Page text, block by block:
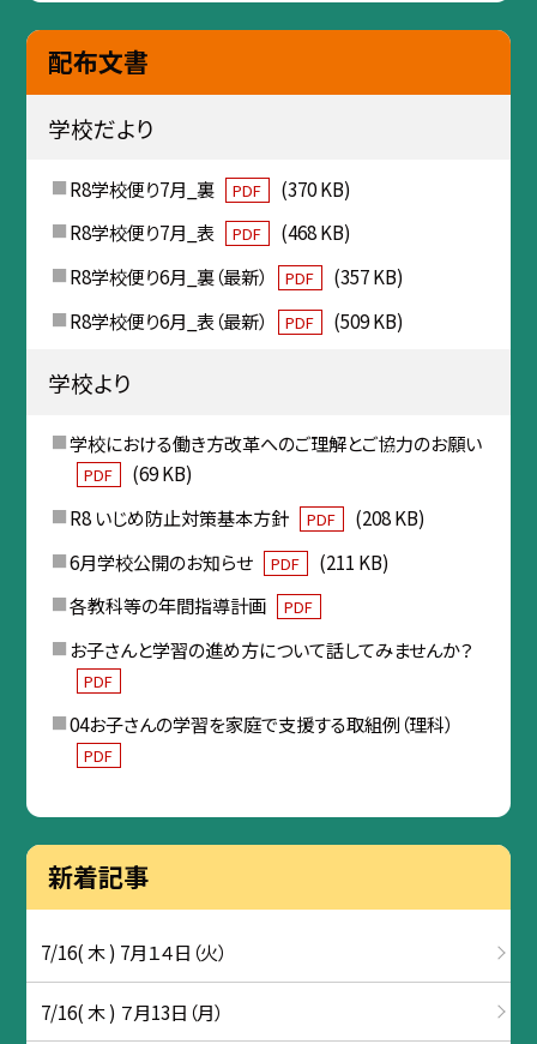
配布文書
学校だより
R8学校便り7月_裏 PDF
(370 KB)
R8学校便り7月_表
PDF
(468 KB)
R8学校便り6月_裏（最新）
PDF
(357 KB)
R8学校便り6月_表（最新）
PDF (509 KB)
学校より
学校における働き方改革へのご理解とご協力のお願い
PDF
(69 KB)
R8 いじめ防止対策基本方針
PDF
(208 KB)
6月学校公開のお知らせ
PDF
(211 KB)
各教科等の年間指導計画
PDF
お子さんと学習の進め方について話してみませんか？
PDF
04お子さんの学習を家庭で支援する取組例（理科）
PDF
新着記事
7/16( 木 ) 7月１４日（火）
7/16( 木 ) ７月13日（月）